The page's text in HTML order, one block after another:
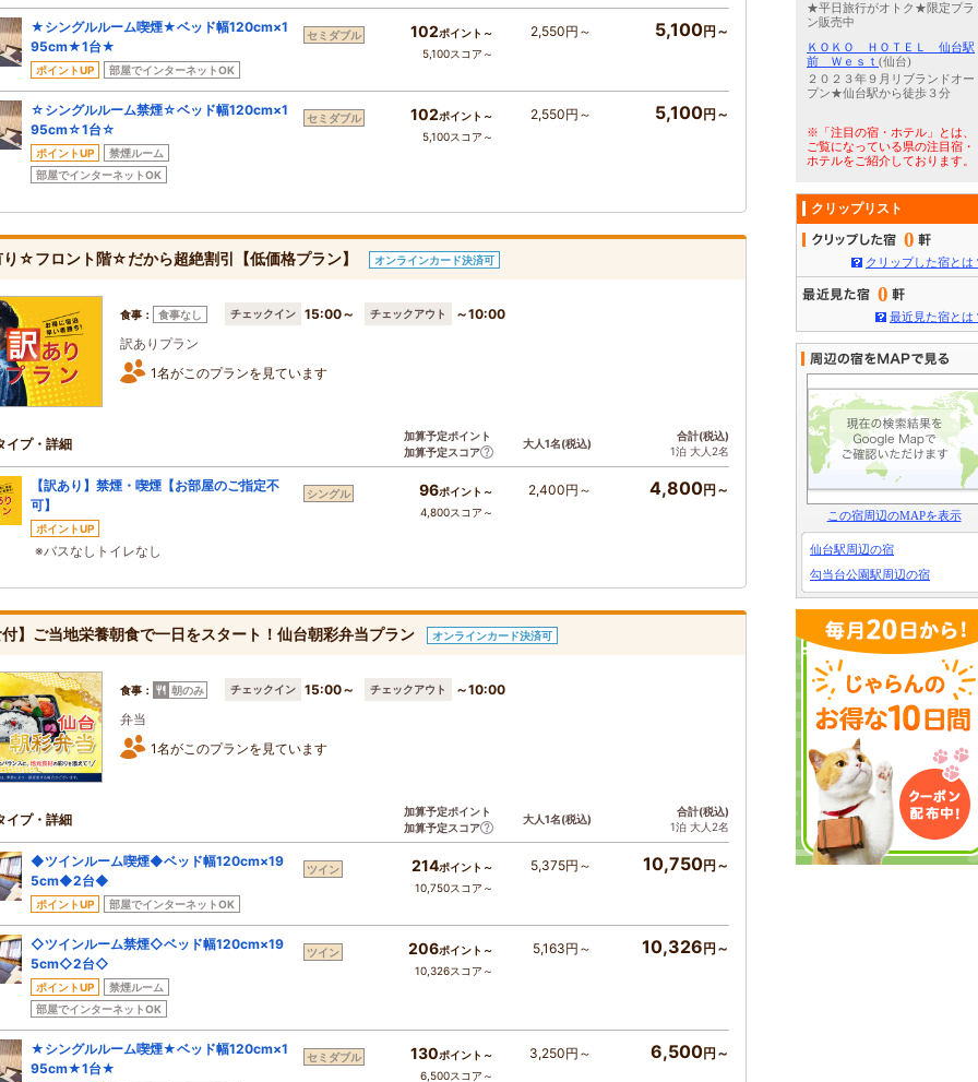
★シングルルーム喫煙★ベッド幅120cm×1
95cm★1台★
ポイントUP 部屋でインターネットOK
セミダブル 102ポイント～
5,100スコア～
2,550円～ 5,100円～
☆シングルルーム禁煙☆ベッド幅120cm×1
95cm☆1台☆
ポイントUP
禁煙ルーム
部屋でインターネットOK
セミダブル 102ポイント～
5,100スコア～
2,550円～ 5,100円～
☆フロント階☆だから超絶割引【低価格プラン】 オンラインカード決済可
食事： 食事なし チェックイン 15:00～ チェックアウト
～10:00
訳ありプラン
1名がこのプランを見ています
イプ・詳細
加算予定ポイント
加算予定スコア
大人1名(税込)
合計(税込)
1泊 大人2名
【訳あり】禁煙・喫煙【お部屋のご指定不
可】
ポイントUP
※バスなしトイレなし
シングル 96ポイント～
4,800スコア～
2,400円～ 4,800円～
】ご当地栄養朝食で一日をスタート！仙台朝彩弁当プラン オンラインカード決済可
食事： 朝のみ チェックイン 15:00～ チェックアウト
～10:00
弁当
1名がこのプランを見ています
イプ・詳細
加算予定ポイント
加算予定スコア
大人1名(税込)
合計(税込)
1泊 大人2名
◆ツインルーム喫煙◆ベッド幅120cm×19
5cm◆2台◆
ポイントUP 部屋でインターネットOK
ツイン 214ポイント～
10,750スコア～
5,375円～ 10,750円～
◇ツインルーム禁煙◇ベッド幅120cm×19
5cm◇2台◇
ポイントUP
禁煙ルーム
部屋でインターネットOK
ツイン 206ポイント～
10,326スコア～
5,163円～ 10,326円～
★シングルルーム喫煙★ベッド幅120cm×1
95cm★1台★
セミダブル 130ポイント～
6,500スコア～
3,250円～ 6,500円～
★平日旅行がオトク★限定プラ
ン販売中
ＫＯＫＯ ＨＯＴＥＬ 仙台駅
前 Ｗｅｓｔ (仙台)
２０２３年９月リブランドオー
プン★仙台駅から徒歩３分
※「注目の宿・ホテル」とは、
ご覧になっている県の注目宿・
ホテルをご紹介しております。
クリップリスト
0
クリップした宿とは
0
最近見た宿とは
この宿周辺のMAPを表示
仙台駅周辺の宿
勾当台公園駅周辺の宿